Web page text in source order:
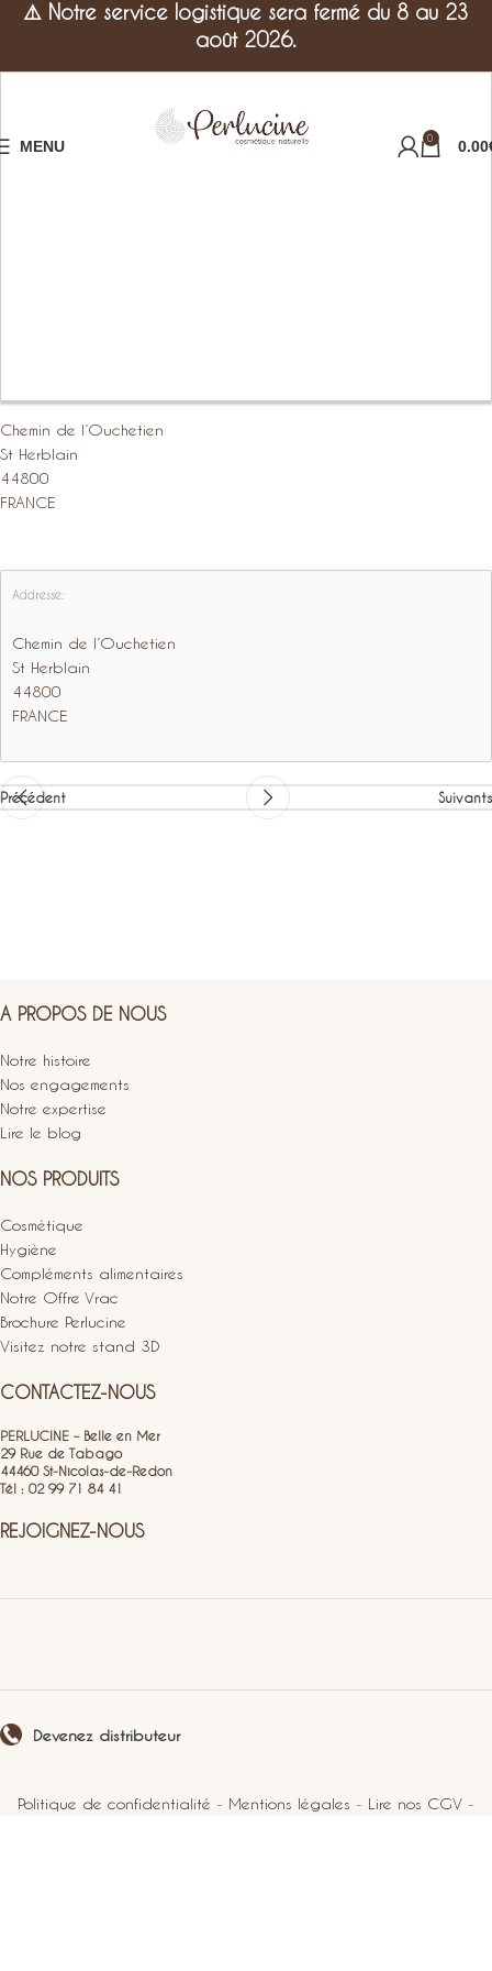
MENU 0 0.00
Chemin de l’Ouchetien
St Herblain
44800
FRANCE
Addresse:
Chemin de l’Ouchetien
St Herblain
44800
FRANCE
Précédent Suivants
A PROPOS DE NOUS
Notre histoire
Nos engagements
Notre expertise
Lire le blog
NOS PRODUITS
Cosmétique
Hygiène
Compléments alimentaires
Notre Offre Vrac
Brochure Perlucine
Visitez notre stand 3D
CONTACTEZ-NOUS
PERLUCINE – Belle en Mer
29 Rue de Tabago
44460 St-Nicolas-de-Redon
Tél : 02 99 71 84 41
REJOIGNEZ-NOUS
Devenez distributeur
Politique de confidentialité - Mentions légales - Lire nos CGV -
⚠️ Notre service logistique sera fermé du 8 au 23
août 2026.